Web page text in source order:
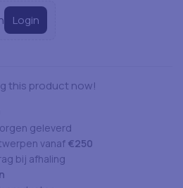
Login
this product now!
geleverd
vanaf €250
bij afhaling